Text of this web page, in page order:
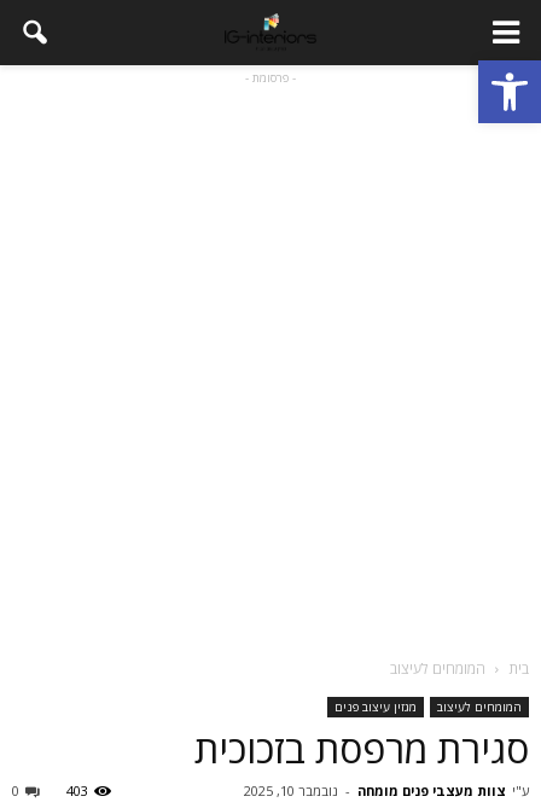
פתח סרגל נגישות - פרסומת -
בית המומחים לעיצוב
המומחים לעיצוב מגזין עיצוב פנים
סגירת מרפסת בזכוכית
ע"י צוות מעצבי פנים מומחה - נובמבר 10, 2025 0 403